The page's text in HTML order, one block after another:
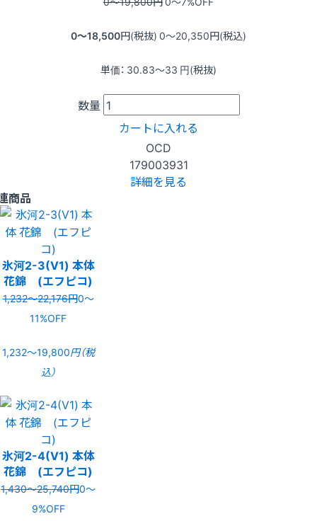
0〜18,500円(税抜) 0〜20,350円(税込)
単価： 30.83〜33 円(税抜)
数量
カートに入れる
OCD
179003931
詳細を見る
商品
氷河2-3(V1) 本体
花錦 (エフピコ)
1,232〜22,176円0〜
11%OFF
1,232〜19,800円（税
込）
氷河2-4(V1) 本体
花錦 (エフピコ)
1,430〜25,740円0〜
9%OFF